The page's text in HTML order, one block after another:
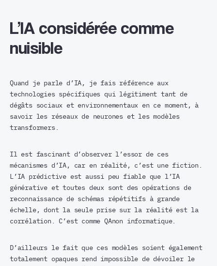
L’IA considérée comme
nuisible
Quand je parle d’IA, je fais référence aux
technologies spécifiques qui légitiment tant de
dégâts sociaux et environnementaux en ce moment, à
savoir les réseaux de neurones et les modèles
transformers.
Il est fascinant d’observer l’essor de ces
mécanismes d’IA, car en réalité, c’est une fiction.
L’IA prédictive est aussi peu fiable que l’IA
générative et toutes deux sont des opérations de
reconnaissance de schémas répétitifs à grande
échelle, dont la seule prise sur la réalité est la
corrélation. C’est comme QAnon informatique.
D’ailleurs le fait que ces modèles soient également
totalement opaques rend impossible de dévoiler le